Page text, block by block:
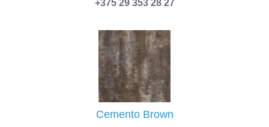
+375 29 353 28 27
Cemento Brown